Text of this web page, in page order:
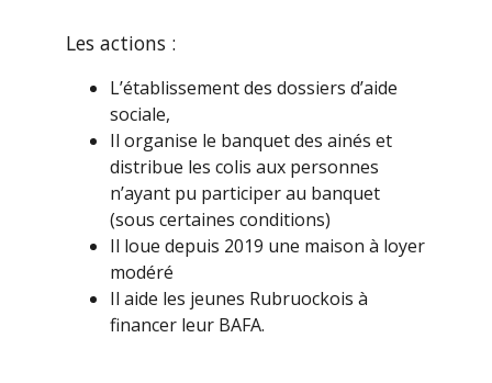
Les actions :
L’établissement des dossiers d’aide
sociale,
Il organise le banquet des ainés et
distribue les colis aux personnes
n’ayant pu participer au banquet
(sous certaines conditions)
Il loue depuis 2019 une maison à loyer
modéré
Il aide les jeunes Rubruockois à
financer leur BAFA.